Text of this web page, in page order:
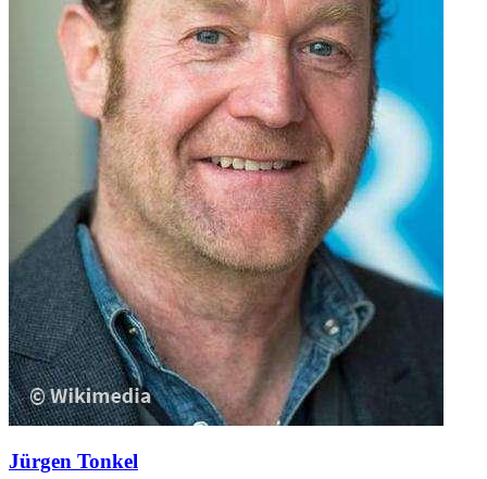
Jürgen Tonkel